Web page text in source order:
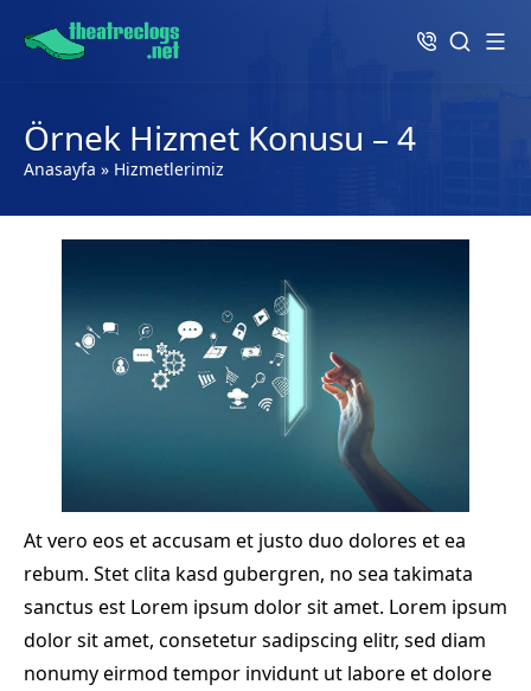
Örnek Hizmet Konusu – 4
Anasayfa » Hizmetlerimiz
At vero eos et accusam et justo duo dolores et ea
rebum. Stet clita kasd gubergren, no sea takimata
sanctus est Lorem ipsum dolor sit amet. Lorem ipsum
dolor sit amet, consetetur sadipscing elitr, sed diam
nonumy eirmod tempor invidunt ut labore et dolore